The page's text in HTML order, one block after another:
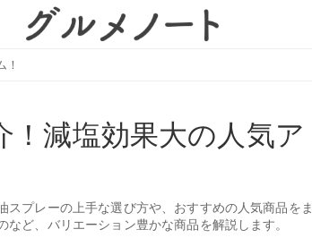
減塩効果大の人気ア
プレーの上手な選び方や、おすすめの人気商品をま
ど、バリエーション豊かな商品を解説します。